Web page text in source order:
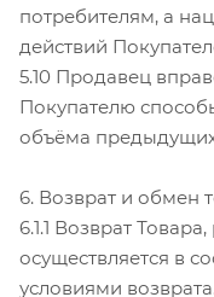
потребителям, а
действий
5.10 Продавец
Покупателю
объёма
6. Возврат и обмен
6.1.1 Возврат
осуществляется в
условиями